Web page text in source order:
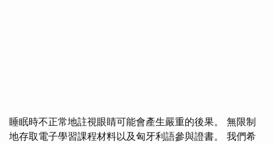
睡眠時不正常地註視眼睛可能會產生嚴重的後果。 無限制
地存取電子學習課程材料以及匈牙利語參與證書。 我們希